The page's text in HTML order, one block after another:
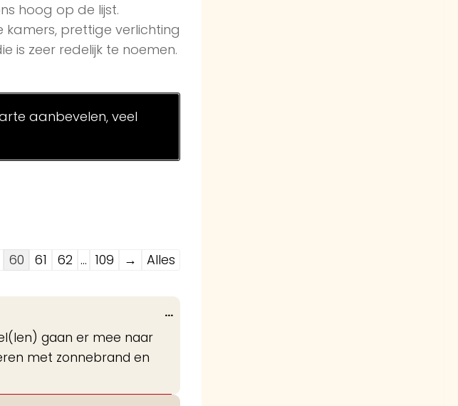
hoog op de lijst.
kamers, prettige verlichting
is zeer redelijk te noemen.
aanbevelen, veel
60 61 62 ... 109 →
Alles
gaan er mee naar
met zonnebrand en
...Wissel